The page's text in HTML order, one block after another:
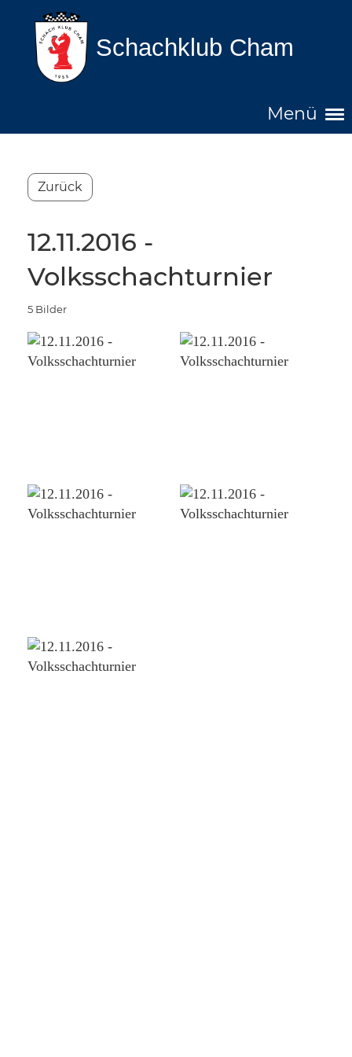
Schachklub Cham
Menü
Zurück
12.11.2016 -
Volksschachturnier
5 Bilder